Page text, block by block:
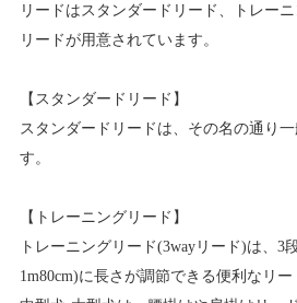
リードはスタンダードリード、トレー
リードが用意されています。
【スタンダードリード】
スタンダードリードは、その名の通り
す。
【トレーニングリード】
トレーニングリード(3wayリード)は、3
1m80cm)に長さが調節できる便利なリー